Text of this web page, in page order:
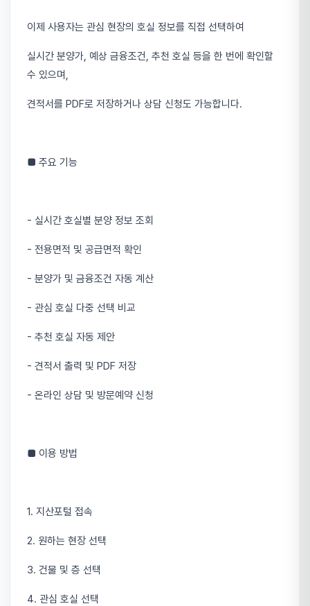
이제 사용자는 관심 현장의 호실 정보를 직접 선택하여
실시간 분양가, 예상 금융조건, 추천 호실 등을 한 번에 확인할
수 있으며,
견적서를 PDF로 저장하거나 상담 신청도 가능합니다.
■ 주요 기능
- 실시간 호실별 분양 정보 조회
- 전용면적 및 공급면적 확인
- 분양가 및 금융조건 자동 계산
- 관심 호실 다중 선택 비교
- 추천 호실 자동 제안
- 견적서 출력 및 PDF 저장
- 온라인 상담 및 방문예약 신청
■ 이용 방법
1. 지산포털 접속
2. 원하는 현장 선택
3. 건물 및 층 선택
4. 관심 호실 선택